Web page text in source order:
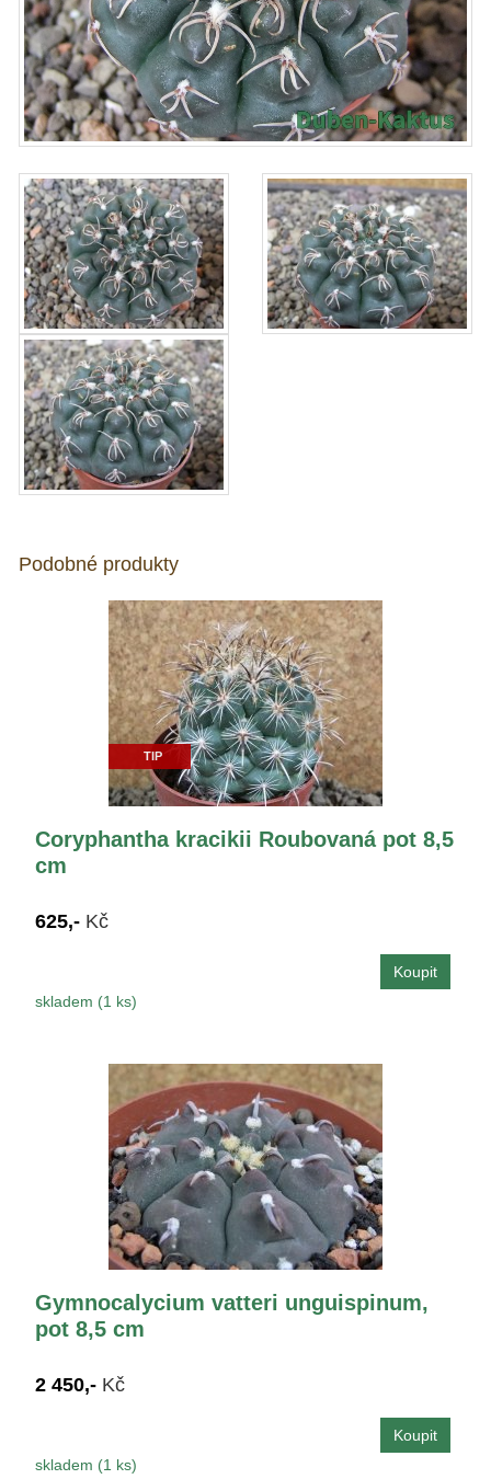
Podobné produkty
TIP
Coryphantha kracikii Roubovaná pot 8,5
cm
625,- Kč
skladem (1 ks)
Gymnocalycium vatteri unguispinum,
pot 8,5 cm
2 450,- Kč
skladem (1 ks)